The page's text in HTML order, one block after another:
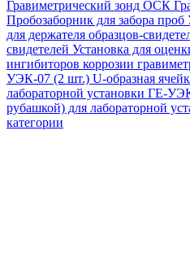
Гравиметрический зонд ОСК
Пробозаборник для забора проб
для держателя образцов-
свидетелей Установка для
ингибиторов коррозии
УЭК-07 (2 шт.) U-образная
лабораторной установки ГЕ-
рубашкой) для лабораторной
категории